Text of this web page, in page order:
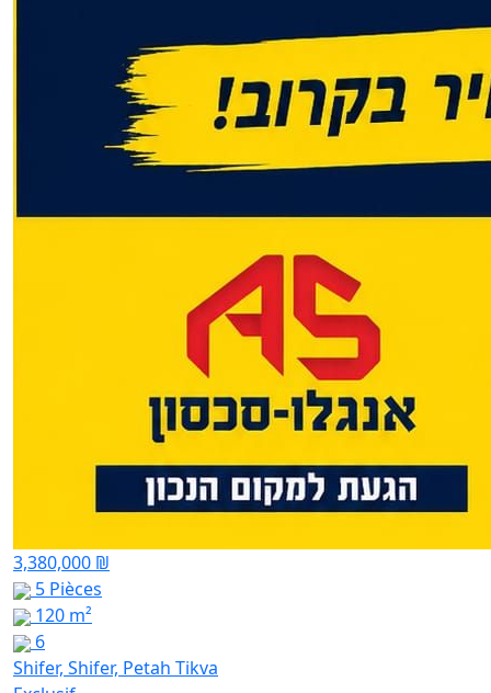
3,380,000 ₪
5 Pièces
120 m²
6
Shifer, Shifer, Petah Tikva